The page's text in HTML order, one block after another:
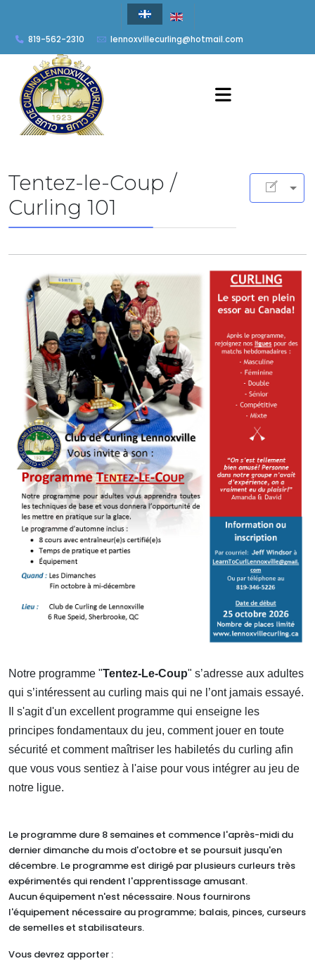
819-562-2310 lennoxvillecurling@hotmail.com
Tentez-le-Coup /
Curling 101
Notre programme "Tentez-Le-Coup" s’adresse aux adultes
qui s’intéressent au curling mais qui ne l’ont jamais essayé.
Il s'agit d'un excellent programme qui enseigne les
principes fondamentaux du jeu, comment jouer en toute
sécurité et comment maîtriser les habiletés du curling afin
que vous vous sentiez à l'aise pour vous intégrer au jeu de
notre ligue.
Le programme dure 8 semaines et commence l'après-midi du
dernier dimanche du mois d'octobre et se poursuit jusqu'en
décembre. Le programme est dirigé par plusieurs curleurs très
expérimentés qui rendent l'apprentissage amusant.
Aucun équipement n'est nécessaire. Nous fournirons
l'équipement nécessaire au programme; balais, pinces, curseurs
de semelles et stabilisateurs.
Vous devrez apporter :